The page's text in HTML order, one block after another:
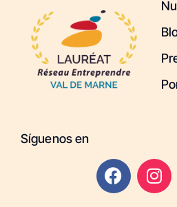
Síguenos en